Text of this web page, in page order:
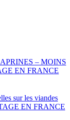
– MOINS
EN FRANCE
sur les viandes
EN FRANCE